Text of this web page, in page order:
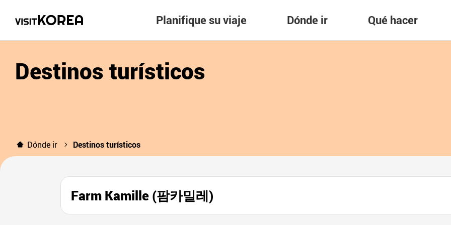
Planifique su viaje Dónde ir Qué hacer
Destinos turísticos
Dónde ir Destinos turísticos
Farm Kamille (팜카밀레)